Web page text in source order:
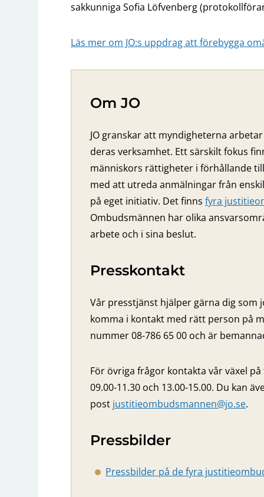
sakkunniga Sofia Löfvenberg
Läs mer om JO:s uppdrag att förebygga
Om JO
JO granskar att myndigheterna
deras verksamhet. Ett särskilt fokus
människors rättigheter i förhållande
med att utreda anmälningar från
på eget initiativ. Det finns fyra
Ombudsmännen har olika
arbete och i sina beslut.
Presskontakt
Vår presstjänst hjälper gärna dig
komma i kontakt med rätt person på
nummer 08-786 65 00 och är
För övriga frågor kontakta vår växel
09.00-11.30 och 13.00-15.00. Du kan
post justitieombudsmannen@jo.se.
Pressbilder
Pressbilder på de fyra